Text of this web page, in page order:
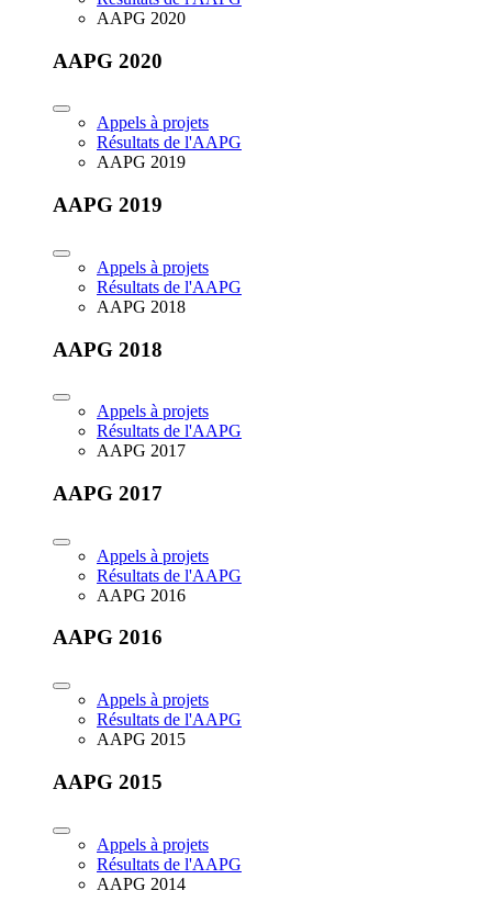
AAPG 2020
AAPG 2020
Appels à projets
Résultats de l'AAPG
AAPG 2019
AAPG 2019
Appels à projets
Résultats de l'AAPG
AAPG 2018
AAPG 2018
Appels à projets
Résultats de l'AAPG
AAPG 2017
AAPG 2017
Appels à projets
Résultats de l'AAPG
AAPG 2016
AAPG 2016
Appels à projets
Résultats de l'AAPG
AAPG 2015
AAPG 2015
Appels à projets
Résultats de l'AAPG
AAPG 2014